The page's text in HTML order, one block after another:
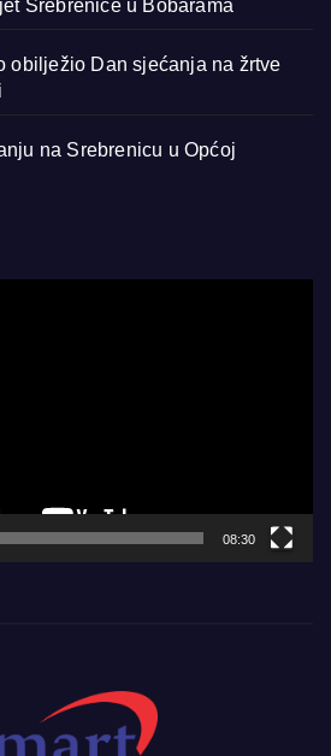
Srebrenice u Bobarama
obilježio Dan sjećanja na žrtve
na Srebrenicu u Općoj
08:30